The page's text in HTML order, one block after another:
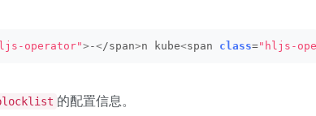
operator"> -</span>n kube<span class="hljs-
的配置信息。